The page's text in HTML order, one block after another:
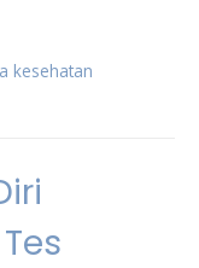
kesehatan